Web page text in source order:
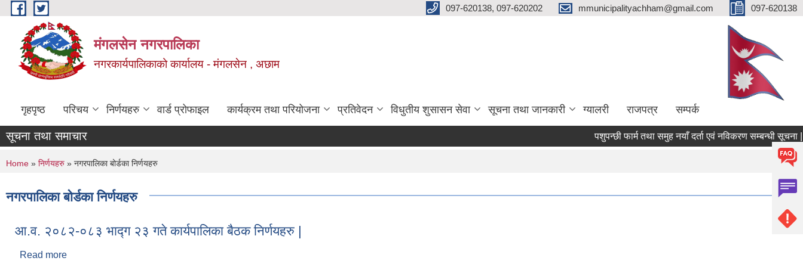
Skip to main content 097-620138, 097-620202 mmunicipalityachham@gmail.com 097-620138
मंगलसेन नगरपालिका
नगरकार्यपालिकाको कार्यालय - मंगलसेन , अछाम
गृहपृष्ठ परिचय निर्णयहरु वार्ड प्रोफाइल कार्यक्रम तथा परियोजना प्रतिवेदन विधुतीय शुसासन सेवा सूचना तथा जानकारी ग्यालरी राजपत्र सम्पर्क
सूचना तथा समाचार पशुपन्छी फार्म तथा समुह नयाँ दर्ता एवं नविकरण सम्बन्धी सूचना |
You are here
Home » निर्णयहरु » नगरपालिका बोर्डका निर्णयहरु
नगरपालिका बोर्डका निर्णयहरु
आ.व. २०८२-०८३ भाद्ग २३ गते कार्यपालिका बैठक निर्णयहरु |
Read more